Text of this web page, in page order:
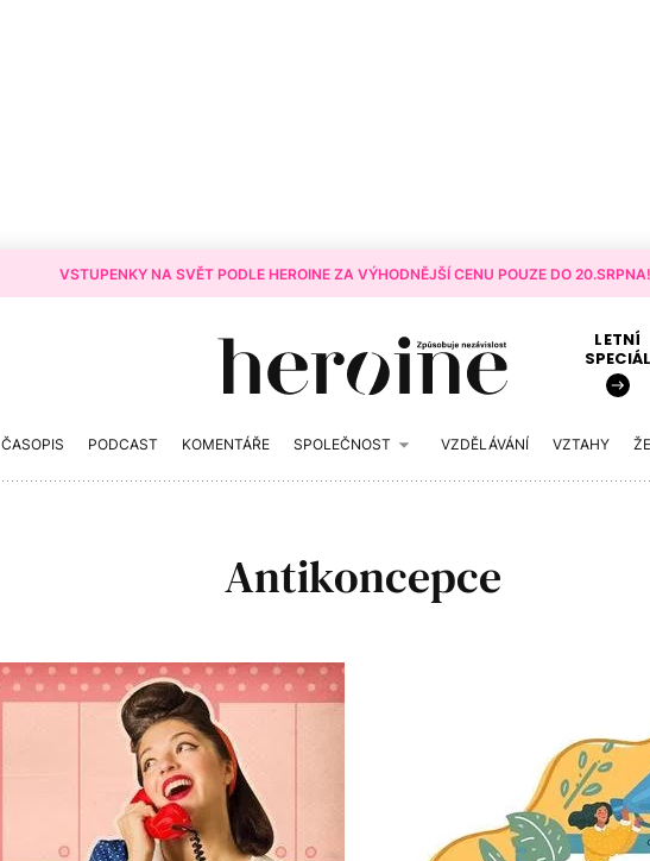
VSTUPENKY NA SVĚT PODLE HEROINE ZA VÝHODNĚJŠÍ CENU POUZE DO
LETNÍ
SPECIÁL
ČASOPIS PODCAST KOMENTÁŘE SPOLEČNOST VZDĚLÁVÁNÍ VZTAHY
Antikoncepce